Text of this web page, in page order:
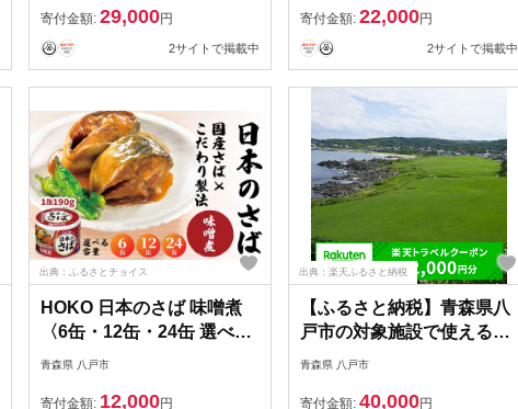
寄付金額:29,000円
2サイトで掲載中
寄付金額: 22,000円
2サイトで掲載中
出典：ふるさとチョイス
HOKO 日本のさば 味噌煮
〈6缶・12缶・24缶 選べる
容量〉 セット 宝幸サバ缶
缶以上 鯖缶 青森県 八戸市
青森県 八戸市
寄付金額: 12,000円
出典：楽天ふるさと納税
【ふるさと納税】青森県八
戸市の対象施設で使える楽
天トラベルクーポン 寄付額
青森県 八戸市
寄付金額: 40,000円